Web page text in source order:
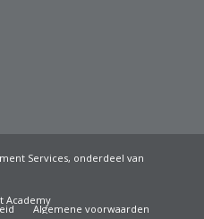
Services, onderdeel van
Academy
Algemene voorwaarden